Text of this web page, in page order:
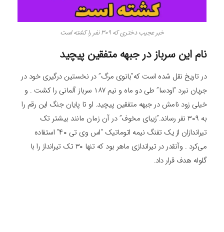
خبر عجیب دختری که ۳۰۹ نفر را کشته است
نام این سرباز در جبهه متفقین پیچید
در تاریخ نقل شده است که”بانوی مرگ” در نخستین درگیری خود در
جریان نبرد “اودسا” طی دو ماه و نیم ۱۸۷ سرباز آلمانی را کشت . و
خیلی زود نامش در جبهه متفقین پیچید. او تا پایان جنگ این رقم را
به ۳۰۹ نفر رساند.”زیبای مخوف” در آن زمان مانند بیشتر تک
تیراندازان از یک تفنگ نیمه اتوماتیک “اس وی تی ۴۰” استفاده
می‌کرد . وآنقدر در تیراندازی ماهر بود که تنها ۳۰ تک تیرانداز را با
گلوله هدف قرار داد.